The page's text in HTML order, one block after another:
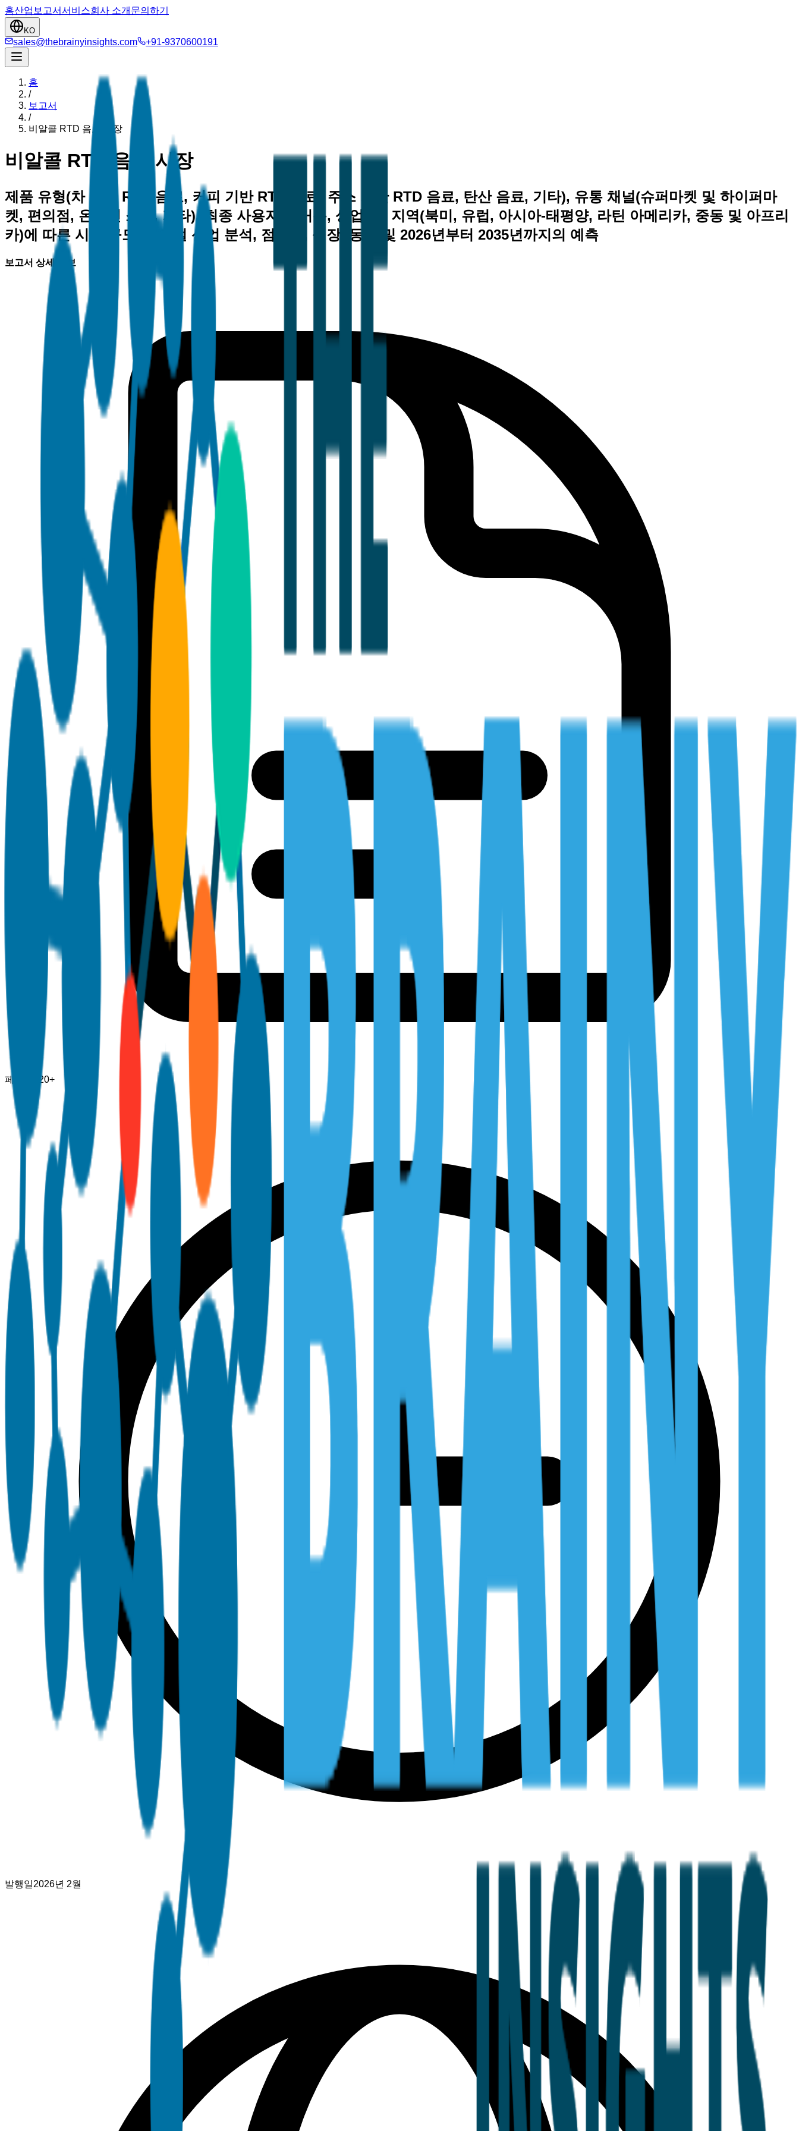
홈산업 보고서서비스회사 소개 문의하기
KO
sales@thebrainyinsights.com +91-9370600191
홈
/
보고서
/
비알콜 RTD 음료 시장
비알콜 RTD 음료 시장
제품 유형(차 기반 RTD 음료, 커피 기반 RTD 음료, 주스 기반 RTD 음료, 탄산 음료, 기타), 유통 채널(슈퍼마켓 및 하이퍼마
켓, 편의점, 온라인 소매, 기타), 최종 사용자(주거용, 상업용), 지역(북미, 유럽, 아시아-태평양, 라틴 아메리카, 중동 및 아프리
카)에 따른 시장 규모, 글로벌 산업 분석, 점유율, 성장, 동향 및 2026년부터 2035년까지의 예측
보고서 상세 정보
페이지 120+
발행일2026년 2월